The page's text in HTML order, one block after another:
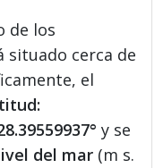
de los
situado cerca de
el
y se
del mar (m s.